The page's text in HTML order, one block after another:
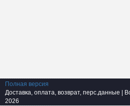
Полная версия
Доставка, оплата, возврат, перс.данные |
2026